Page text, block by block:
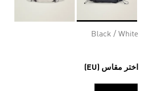
Black / White
اختر مقاس (EU)